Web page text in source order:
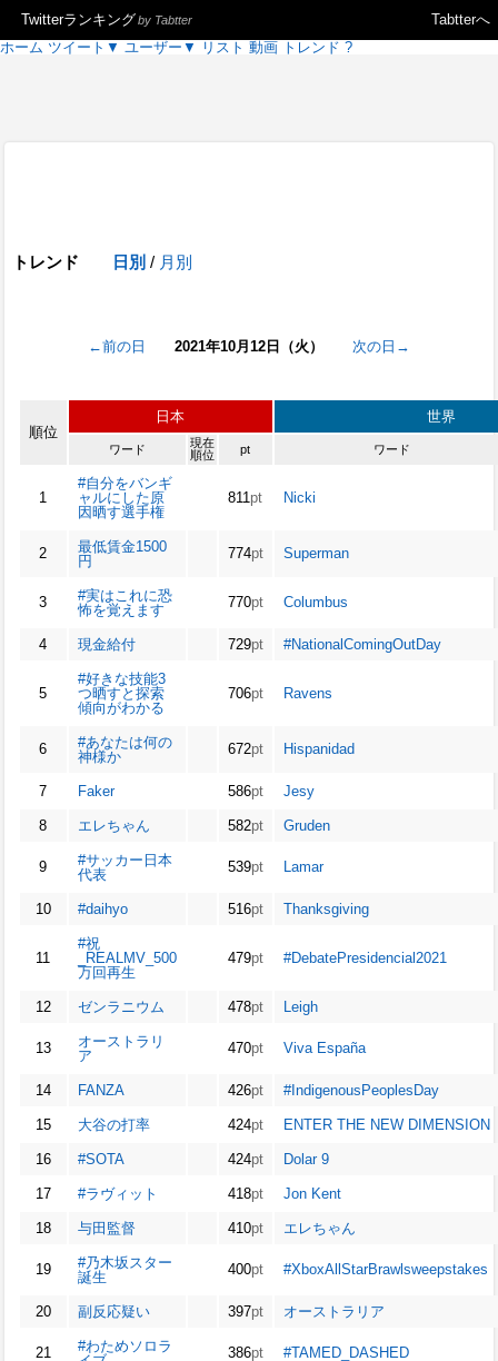
Tabtterへ
Twitterランキングby Tabtter
ホーム ツイート ▼ ユーザー ▼ リスト 動画 トレンド ?
トレンド 日別 / 月別
←前の日 2021年10月12日（火） 次の日→
順位
日本 世界
ワード
現在
順位
pt ワード
1
#自分をバンギ
ャルにした原
因晒す選手権
811 pt Nicki
2
最低賃金1500
円
774pt Superman
3
#実はこれに恐
怖を覚えます
770pt Columbus
4 現金給付 729pt #NationalComingOutDay
5
#好きな技能3
つ晒すと探索
傾向がわかる
706pt Ravens
6
#あなたは何の
神様か
672pt Hispanidad
7 Faker 586pt Jesy
8 エレちゃん 582pt Gruden
9
#サッカー日本
代表
539pt Lamar
10 #daihyo 516pt Thanksgiving
11
#祝
_REALMV_500
万回再生
479pt #DebatePresidencial2021
12 ゼンラニウム 478pt Leigh
13
オーストラリ
ア
470pt Viva España
14 FANZA 426pt #IndigenousPeoplesDay
15 大谷の打率 424pt ENTER THE NEW DIMENSION
16 #SOTA 424pt Dolar 9
17 #ラヴィット 418pt Jon Kent
18 与田監督 410pt エレちゃん
19
#乃木坂スター
誕生
400pt #XboxAllStarBrawlsweepstakes
20 副反応疑い 397pt オーストラリア
21
#わためソロラ
386pt #TAMED_DASHED